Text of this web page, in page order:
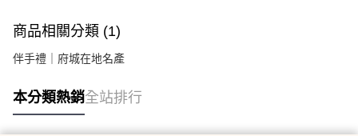
商品相關分類 (1)
伴手禮｜府城在地名產
本分類熱銷全站排行